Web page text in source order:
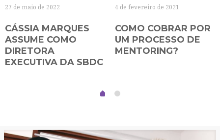
27 de maio de 2022
CÁSSIA MARQUES
ASSUME COMO
DIRETORA
EXECUTIVA DA SBDC
4 de fevereiro de 2021
COMO COBRAR POR
UM PROCESSO DE
MENTORING?